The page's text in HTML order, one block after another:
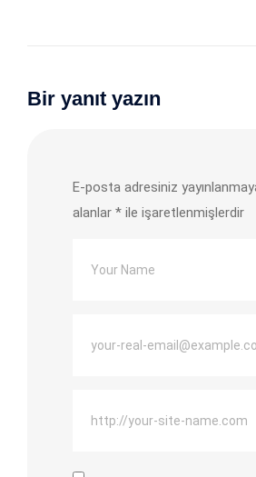
Bir yanıt yazın
E-posta adresiniz
alanlar * ile işaretlenmişlerdir